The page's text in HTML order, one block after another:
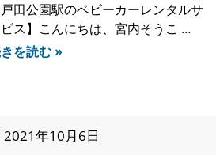
戸田公園駅のベビーカーレンタルサ
ス】こんにちは、宮内そうこ で
前から気になっていたのですが、
を撮りながらベビ
を読む »
2021年10月6日